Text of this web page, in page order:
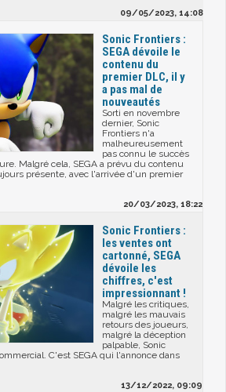
09/05/2023, 14:08
Sonic Frontiers :
SEGA dévoile le
contenu du
premier DLC, il y
a pas mal de
nouveautés
Sorti en novembre
dernier, Sonic
Frontiers n'a
malheureusement
pas connu le succès
Malgré cela, SEGA a prévu du contenu
présente, avec l'arrivée d'un premier
20/03/2023, 18:22
Sonic Frontiers :
les ventes ont
cartonné, SEGA
dévoile les
chiffres, c'est
impressionnant !
Malgré les critiques,
malgré les mauvais
retours des joueurs,
malgré la déception
palpable, Sonic
C'est SEGA qui l'annonce dans
13/12/2022, 09:09